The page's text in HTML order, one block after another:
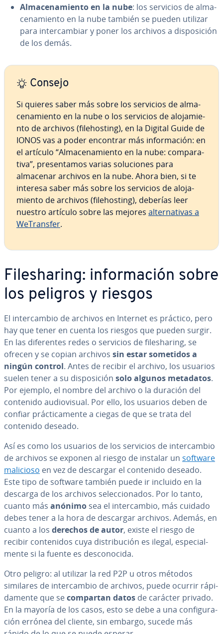
Al­ma­ce­na­mie­n­to en la nube: los servicios de al­ma­
ce­na­mie­n­to en la nube también se pueden utilizar
para in­te­r­ca­m­biar y poner los archivos a di­s­po­si­ción
de los demás.
Consejo
Si quieres saber más sobre los servicios de al­ma­
ce­na­mie­n­to en la nube o los servicios de alo­ja­mie­
n­to de archivos (fi­leho­s­ti­ng), en la Digital Guide de
IONOS vas a poder encontrar más in­fo­r­ma­ción: en
el artículo “Al­ma­ce­na­mie­n­to en la nube: co­m­pa­ra­
ti­va”, pre­se­n­ta­mos varias so­lu­cio­nes para
almacenar archivos en la nube. Ahora bien, si te
interesa saber más sobre los servicios de alo­ja­
mie­n­to de archivos (fi­leho­s­ti­ng), deberías leer
nuestro artículo sobre las mejores al­te­r­na­ti­vas a
We­Tra­n­s­fer.
Fi­le­sha­ri­ng: in­fo­r­ma­ción sobre
los peligros y riesgos
El in­te­r­ca­m­bio de archivos en Internet es práctico, pero
hay que tener en cuenta los riesgos que pueden surgir.
En las di­fe­re­n­tes redes o servicios de fi­le­sha­ri­ng, se
ofrecen y se copian archivos sin estar sometidos a
ningún control. Antes de recibir el archivo, los usuarios
suelen tener a su di­s­po­si­ción solo algunos metadatos.
Por ejemplo, el nombre del archivo o la duración del
contenido au­dio­vi­sual. Por ello, los usuarios deben de
confiar prá­c­ti­ca­me­n­te a ciegas de que se trata del
contenido deseado.
Así es como los usuarios de los servicios de in­te­r­ca­m­bio
de archivos se exponen al riesgo de instalar un software
malicioso en vez de descargar el contenido deseado.
Este tipo de software también puede ir incluido en la
descarga de los archivos se­le­c­cio­na­dos. Por lo tanto,
cuanto más anónimo sea el in­te­r­ca­m­bio, más cuidado
debes tener a la hora de descargar archivos. Además, en
cuanto a los derechos de autor, existe el riesgo de
recibir co­n­te­ni­dos cuya di­s­tri­bu­ción es ilegal, es­pe­cia­l­
me­n­te si la fuente es de­s­co­no­ci­da.
Otro peligro: al utilizar la red P2P u otros métodos
similares de in­te­r­ca­m­bio de archivos, puede ocurrir rá­pi­
da­me­n­te que secompartan datos de carácter privado.
En la mayoría de los casos, esto se debe a una co­n­fi­gu­ra­
ción errónea del cliente, sin embargo, sucede más